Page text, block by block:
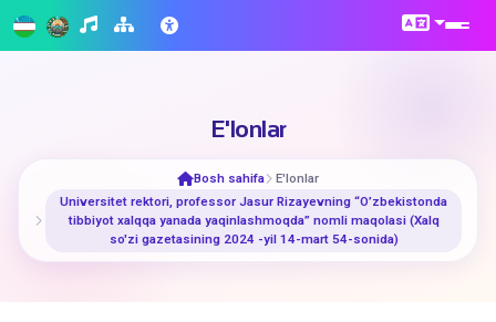
E'lonlar
Bosh sahifa
E'lonlar
Universitet rektori, professor Jasur Rizayevning “O’zbekistonda
tibbiyot xalqqa yanada yaqinlashmoqda” nomli maqolasi (Xalq
so'zi gazetasining 2024 -yil 14-mart 54-sonida)